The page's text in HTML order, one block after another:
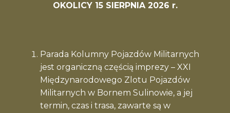
Aktualności
Kontakt
OKOLICY 15 SIERPNIA 2026 r.
Parada Kolumny Pojazdów Militarnych
jest organiczną częścią imprezy – XXI
Międzynarodowego Zlotu Pojazdów
Militarnych w Bornem Sulinowie, a jej
termin, czas i trasa, zawarte są w